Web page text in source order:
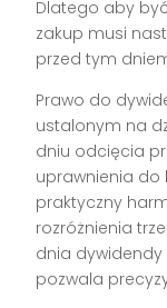
Dlatego aby
zakup musi
przed tym
Prawo do
ustalonym na
dniu odcięcia
uprawnienia do
praktyczny
rozróżnienia
dnia dywidendy
pozwala